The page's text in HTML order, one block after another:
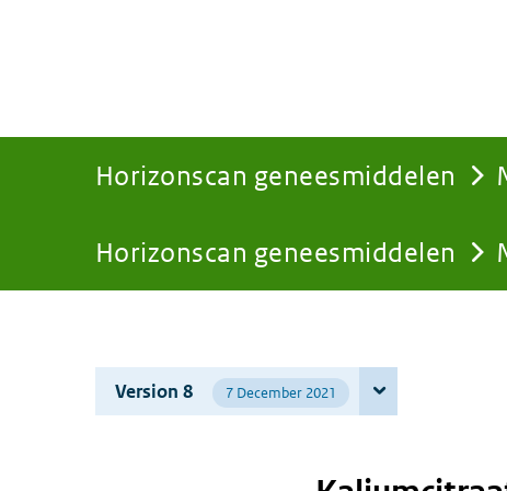
Horizonscan geneesmiddelen
You
here:
Horizonscan geneesmiddelen
Version 8 7 December 2021